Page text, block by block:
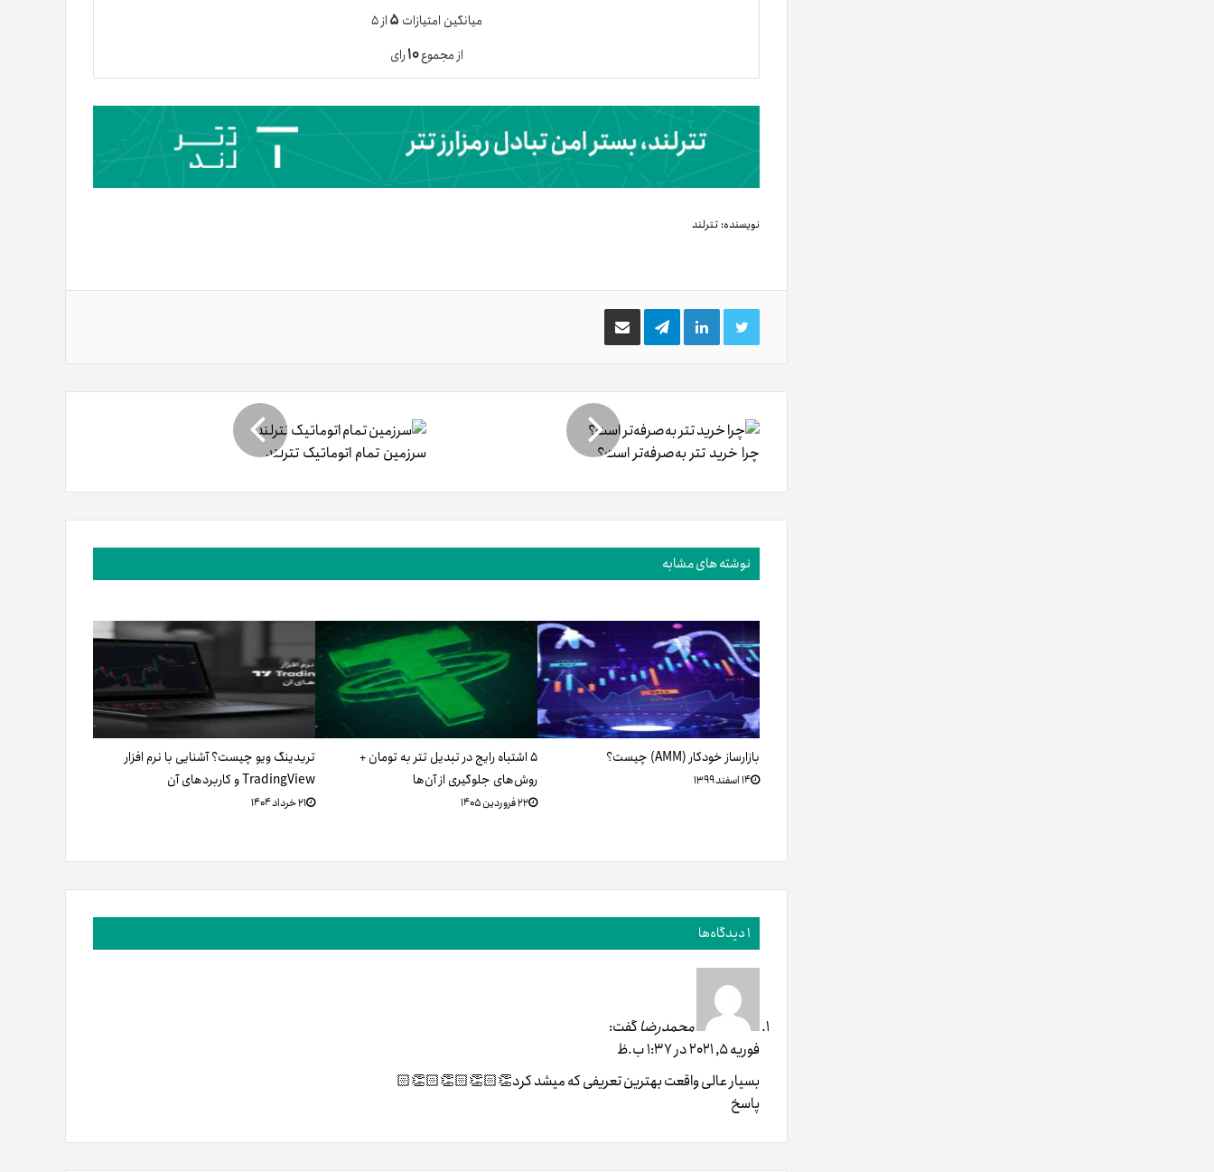
میانگین امتیازات ۵از ۵
از مجموع۱۰رای
نویسنده: تترلند
توییتر لینکدینتلگرام اشتراک
گذاری
ایمیل
چرا خرید تتر به‌صرفه‌تر است؟ سرزمین تمام اتوماتیک تترلند
نوشته های مشابه
بازارساز خودکار (AMM) چیست؟
۱۴ اسفند ۱۳۹۹
۵ اشتباه رایج در تبدیل تتر به تومان +
روش‌های جلوگیری از آن‌ها
۲۲ فروردین ۱۴۰۵
تریدینگ ویو چیست؟ آشنایی با نرم افزار
TradingView و کاربردهای آن
۲۱ خرداد ۱۴۰۴
1 دیدگاه‌ها
محمدرضا گفت:
فوریه 5, 2021 در 1:37 ب.ظ
بسیار عالی واقعت بهترین تعریفی که میشد کرد👏🏻👏🏻👏🏻👏🏻
پاسخ